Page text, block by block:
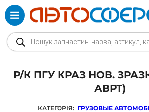
Products search
Р/К ПГУ КРАЗ НОВ.
АВРТ)
КАТЕГОРІЯ: ГРУЗОВЫЕ